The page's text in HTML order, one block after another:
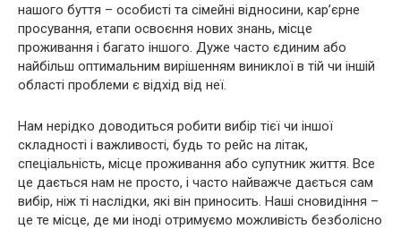
нашого буття – особисті та сімейні відносини, кар’єрне
просування, етапи освоєння нових знань, місце
проживання і багато іншого. Дуже часто єдиним або
найбільш оптимальним вирішенням виниклої в тій чи іншій
області проблеми є відхід від неї.
Нам нерідко доводиться робити вибір тієї чи іншої
складності і важливості, будь то рейс на літак,
спеціальність, місце проживання або супутник життя. Все
це дається нам не просто, і часто найважче дається сам
вибір, ніж ті наслідки, які він приносить. Наші сновидіння –
це те місце, де ми іноді отримуємо можливість безболісно